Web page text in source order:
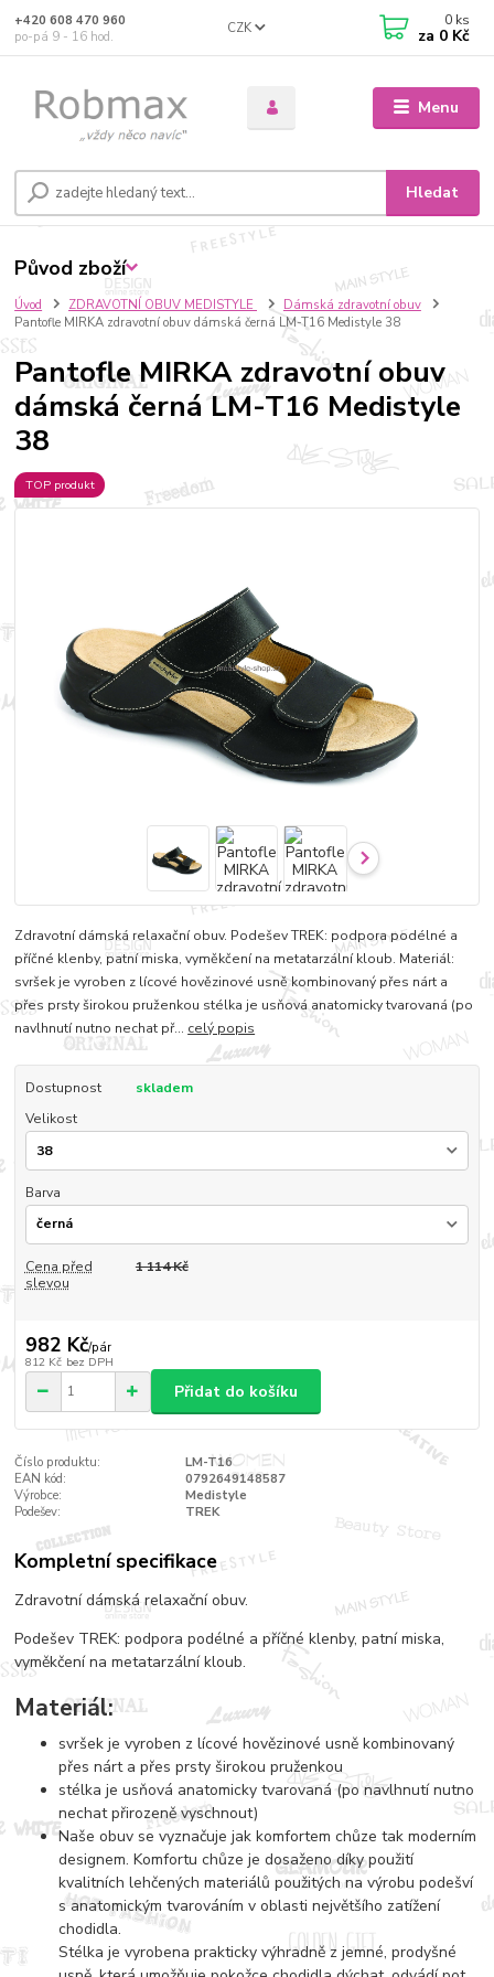
Menu
CZK
Hledat
+420 608 470 960
po-pá 9 - 16 hod.
0 ks
za 0 Kč
Úvod ZDRAVOTNÍ OBUV MEDISTYLE
Dámská zdravotní obuv
Pantofle MIRKA zdravotní obuv dámská černá LM-T16 Medistyle 38
Pantofle MIRKA zdravotní obuv
dámská černá LM-T16 Medistyle
38
TOP produkt
Zdravotní dámská relaxační obuv. Podešev TREK: podpora podélné a
příčné klenby, patní miska, vyměkčení na metatarzální kloub. Materiál:
svršek je vyroben z lícové hovězinové usně kombinovaný přes nárt a
přes prsty širokou pruženkou stélka je usňová anatomicky tvarovaná (po
navlhnutí nutno nechat př... celý popis
Dostupnost
skladem
Velikost
Barva
Cena před
slevou
1 114 Kč
982 Kč/pár
812 Kč bez DPH
Přidat do košíku
Číslo produktu:
LM-T16
EAN kód:
0792649148587
Výrobce:
Medistyle
Podešev:
TREK
Kompletní specifikace
Zdravotní dámská relaxační obuv.
Podešev TREK: podpora podélné a příčné klenby, patní miska,
vyměkčení na metatarzální kloub.
Materiál:
svršek je vyroben z lícové hovězinové usně kombinovaný
přes nárt a přes prsty širokou pruženkou
stélka je usňová anatomicky tvarovaná (po navlhnutí nutno
nechat přirozeně vyschnout)
Naše obuv se vyznačuje jak komfortem chůze tak moderním
designem. Komfortu chůze je dosaženo díky použití
kvalitních lehčených materiálů použitých na výrobu podešví
s anatomickým tvarováním v oblasti největšího zatížení
chodidla.
Stélka je vyrobena prakticky výhradně z jemné, prodyšné
Původ zboží